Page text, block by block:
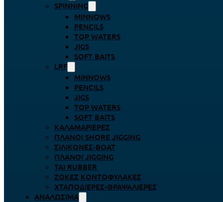
SPINNING
MINNOWS
PENCILS
TOP WATERS
JIGS
SOFT BAITS
LRF
MINNOWS
PENCILS
JIGS
TOP WATERS
SOFT BAITS
ΚΑΛΑΜΑΡΙΈΡΕΣ
ΠΛΆΝΟΙ SHORE JIGGING
ΣΙΛΙΚΌΝΕΣ-BOAT
ΠΛΆΝΟΙ JIGGING
TAI RUBBER
ΖΌΚΕΣ ΚΟΝΤΟΦΎΛΑΚΕΣ
ΧΤΑΠΟΔΙΈΡΕΣ-ΘΡΑΨΑΛΙΈΡΕΣ
ΑΝΑΛΏΣΙΜΑ